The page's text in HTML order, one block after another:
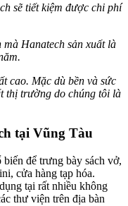
sẽ tiết kiệm được chi phí
Hanatech sản xuất là
cao. Mặc dù bền và sức
thị trường do chúng tôi là
tại Vũng Tàu
để trưng bày sách vở,
cửa hàng tạp hóa.
tại rất nhiều không
thư viện trên địa bàn